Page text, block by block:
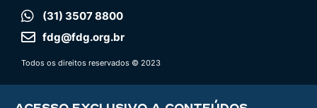
(31) 3507 8800
fdg@fdg.org.br
Todos os direitos reservados © 2023